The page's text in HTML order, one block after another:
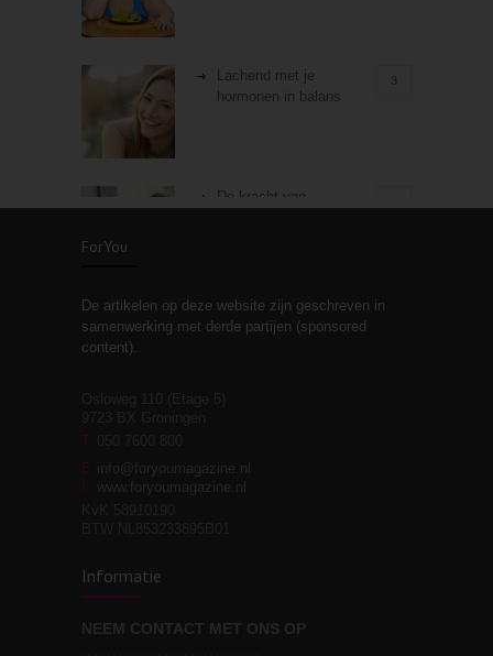
Lachend met je
hormonen in balans
3
De kracht van
Stiefouderschap en
relaties
moeite!
ForYou
De artikelen op deze website zijn geschreven in
samenwerking met derde partijen (sponsored
content).
T
E info@foryoumagazine.nl
www.foryoumagazine.nl
Informatie
NEEM CONTACT MET ONS OP